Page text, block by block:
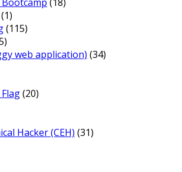
(1)
(115)
web application) (34)
(20)
Hacker (CEH) (31)